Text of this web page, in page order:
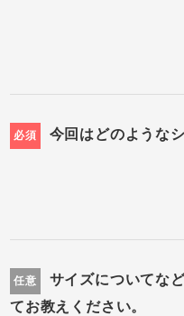
必須 今回はどのような
任意
サイズについてな
てお教えください。